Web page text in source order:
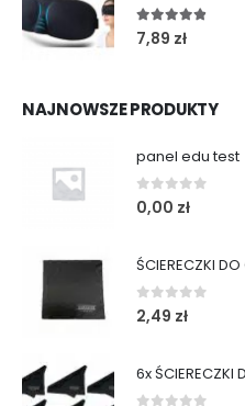
4.75 out of 5
7,89 zł
NAJNOWSZE PRODUKTY
panel edu test
0 out of 5
0,00 zł
0 out of 5
2,49 zł